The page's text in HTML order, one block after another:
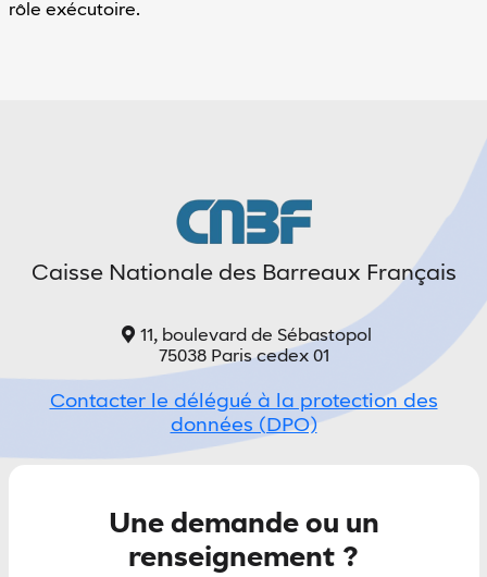
rôle exécutoire.
Caisse Nationale des Barreaux Français
11, boulevard de Sébastopol
75038 Paris cedex 01
Contacter le délégué à la protection des
données (DPO)
Une demande ou un
renseignement ?